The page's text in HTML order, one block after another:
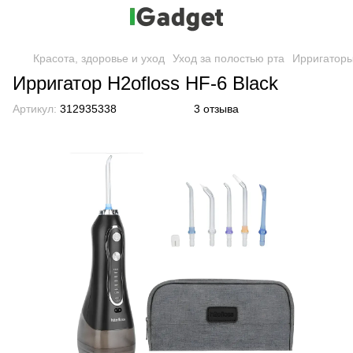
Красота, здоровье и уход Уход за полостью рта
Ирригатор H2ofloss HF-6 Black
Артикул: 312935338 3 отзыва